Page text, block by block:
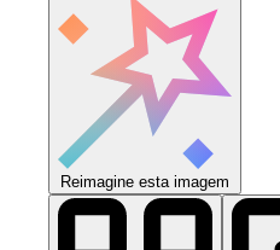
Reimagine esta imagem